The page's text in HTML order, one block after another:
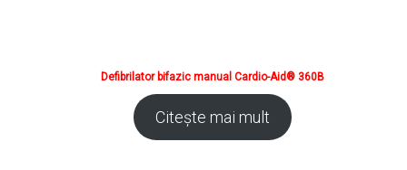
Defibrilator bifazic manual Cardio-Aid® 360B
Citește mai mult